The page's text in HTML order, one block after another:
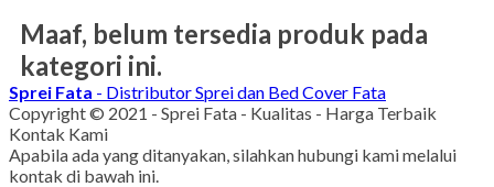
Maaf, belum tersedia produk pada
kategori ini.
Sprei Fata - Distributor Sprei dan Bed Cover Fata
Copyright © 2021 - Sprei Fata - Kualitas - Harga Terbaik
Kontak Kami
Apabila ada yang ditanyakan, silahkan hubungi kami melalui
kontak di bawah ini.